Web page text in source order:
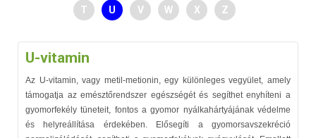
T
U V W X Z
U-vitamin
Az U-vitamin, vagy metil-metionin, egy különleges vegyület, amely
támogatja az emésztőrendszer egészségét és segíthet enyhíteni a
gyomorfekély tüneteit, fontos a gyomor nyálkahártyájának védelme
és helyreállítása érdekében. Elősegíti a gyomorsavszekréció